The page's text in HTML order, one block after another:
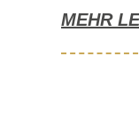
MEHR